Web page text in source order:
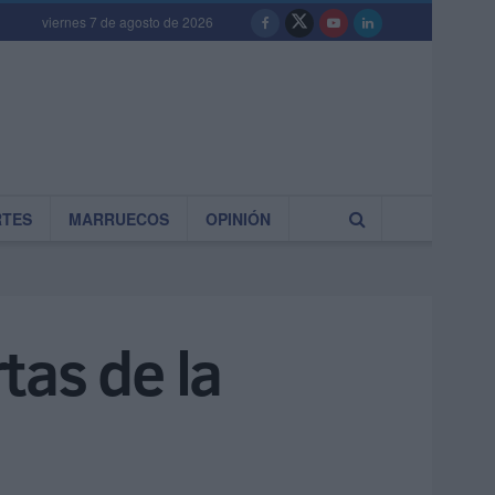
viernes 7 de agosto de 2026
MARRUECOS OPINIÓN
de la